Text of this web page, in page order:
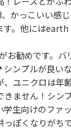
かっこいい感
す。他には
お勧めです。
シンプルが良い
、ユニクロは
きません！シン
学生向けのファ
っぽくなりがち